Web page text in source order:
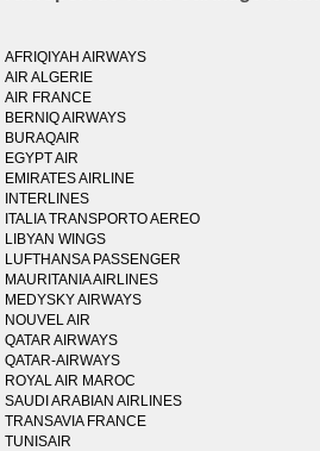
AFRIQIYAH AIRWAYS
AIR ALGERIE
AIR FRANCE
BERNIQ AIRWAYS
BURAQAIR
EGYPT AIR
EMIRATES AIRLINE
INTERLINES
ITALIA TRANSPORTO AEREO
LIBYAN WINGS
LUFTHANSA PASSENGER
MAURITANIA AIRLINES
MEDYSKY AIRWAYS
NOUVEL AIR
QATAR AIRWAYS
QATAR-AIRWAYS
ROYAL AIR MAROC
SAUDI ARABIAN AIRLINES
TRANSAVIA FRANCE
TUNISAIR